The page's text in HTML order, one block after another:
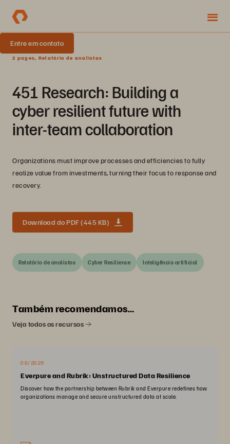
Entre em contato
2 pages, Relatório de analistas
451 Research: Building a
cyber resilient future with
inter-team collaboration
Organizations must improve processes and efficiencies to fully
realize value from investments, turning their focus to response and
recovery.
Download do PDF (445 KB)
Relatório de analistas Cyber Resilience Inteligência artificial
Também recomendamos…
Veja todos os recursos
08/2026
Everpure and Rubrik: Unstructured Data Resilience
Discover how the partnership between Rubrik and Everpure redefines how
organizations manage and secure unstructured data at scale.